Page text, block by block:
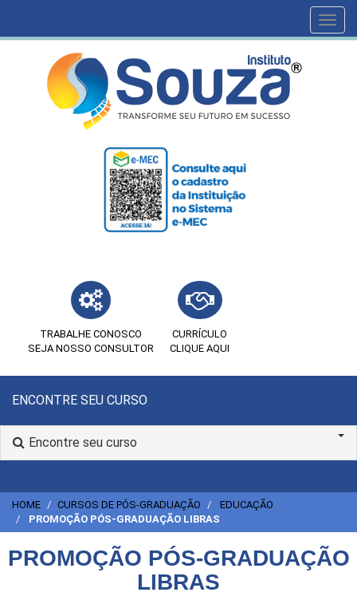
TRABALHE CONOSCO
SEJA NOSSO CONSULTOR
CURRÍCULO
CLIQUE AQUI
ENCONTRE SEU CURSO
Encontre seu curso
HOME CURSOS DE PÓS-GRADUAÇÃO
EDUCAÇÃO
PROMOÇÃO PÓS-GRADUAÇÃO LIBRAS
PROMOÇÃO PÓS-GRADUAÇÃO
LIBRAS